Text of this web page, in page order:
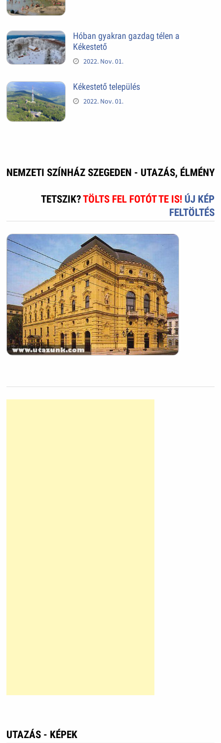
Hóban gyakran gazdag télen a
Kékestető
2022. Nov. 01.
Kékestető település
2022. Nov. 01.
NEMZETI SZÍNHÁZ SZEGEDEN - UTAZÁS, ÉLMÉNY
TETSZIK?TÖLTS FEL FOTÓT TE IS! ÚJ KÉP
FELTÖLTÉS
UTAZÁS - KÉPEK